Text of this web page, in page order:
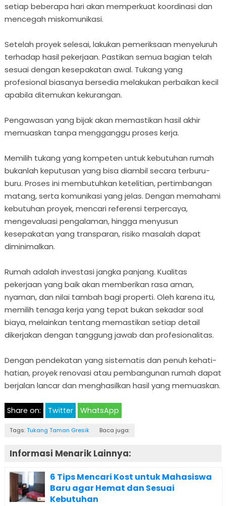
setiap beberapa hari akan memperkuat koordinasi dan
mencegah miskomunikasi.
Setelah proyek selesai, lakukan pemeriksaan menyeluruh
terhadap hasil pekerjaan. Pastikan semua bagian telah
sesuai dengan kesepakatan awal. Tukang yang
profesional biasanya bersedia melakukan perbaikan kecil
apabila ditemukan kekurangan.
Pengawasan yang bijak akan memastikan hasil akhir
memuaskan tanpa mengganggu proses kerja.
Memilih tukang yang kompeten untuk kebutuhan rumah
bukanlah keputusan yang bisa diambil secara terburu-
buru. Proses ini membutuhkan ketelitian, pertimbangan
matang, serta komunikasi yang jelas. Dengan memahami
kebutuhan proyek, mencari referensi terpercaya,
mengevaluasi pengalaman, hingga menyusun
kesepakatan yang transparan, risiko masalah dapat
diminimalkan.
Rumah adalah investasi jangka panjang. Kualitas
pekerjaan yang baik akan memberikan rasa aman,
nyaman, dan nilai tambah bagi properti. Oleh karena itu,
memilih tenaga kerja yang tepat bukan sekadar soal
biaya, melainkan tentang memastikan setiap detail
dikerjakan dengan tanggung jawab dan profesionalitas.
Dengan pendekatan yang sistematis dan penuh kehati-
hatian, proyek renovasi atau pembangunan rumah dapat
berjalan lancar dan menghasilkan hasil yang memuaskan.
Share on: Twitter WhatsApp
Tags:Tukang Taman Gresik Baca juga:
Informasi Menarik Lainnya:
6 Tips Mencari Kost untuk Mahasiswa
Baru agar Hemat dan Sesuai
Kebutuhan